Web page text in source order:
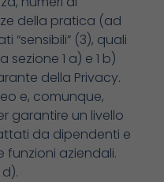
della pratica (ad
(3), quali
1 a) e 1 b)
della Privacy.
e, comunque,
garantire un livello
da dipendenti e
funzioni aziendali.